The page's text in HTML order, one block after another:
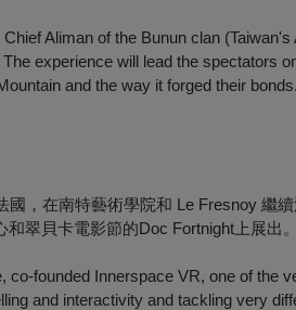
Aliman of the Bunun clan
experience will lead the spectators
and the way it forged their bonds.
，在南特藝術學院和 Le Fresnoy 繼
翠貝卡電影節的Doc Fortnight上展出。
co-founded Innerspace VR, one of the
and interactivity and tackling very